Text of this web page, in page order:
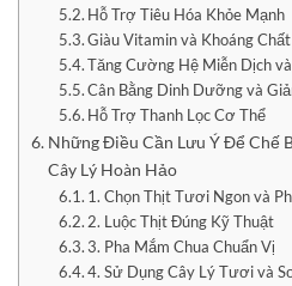
Hỗ Trợ Tiêu Hóa Khỏe Mạnh
Giàu Vitamin và Khoáng
Tăng Cường Hệ Miễn Dịch
Cân Bằng Dinh Dưỡng và
Hỗ Trợ Thanh Lọc Cơ Thể
Những Điều Cần Lưu Ý Để Chế
Cây Lý Hoàn Hảo
1. Chọn Thịt Tươi Ngon và
2. Luộc Thịt Đúng Kỹ Thuật
3. Pha Mắm Chua Chuẩn Vị
4. Sử Dụng Cây Lý Tươi và